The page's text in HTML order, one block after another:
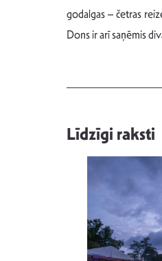
godalgas – četras
Dons ir arī saņēmis
Līdzīgi raksti